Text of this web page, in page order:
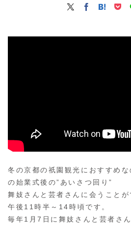
冬の京都の祇園観光におすすめ
の始業式後の”あいさつ回り”
舞妓さんと芸者さんに会うこと
午後11時半～14時頃です。
毎年1月7日に舞妓さんと芸者さ